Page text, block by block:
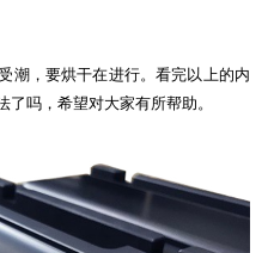
潮，要烘干在进行。看完以上的内
吗，希望对大家有所帮助。